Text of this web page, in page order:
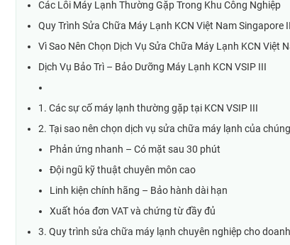
Các Lỗi Máy Lạnh Thường Gặp Trong Khu Công Nghiệp
Quy Trình Sửa Chữa Máy Lạnh KCN Việt Nam Singapore
Vì Sao Nên Chọn Dịch Vụ Sửa Chữa Máy Lạnh KCN Việt
Dịch Vụ Bảo Trì – Bảo Dưỡng Máy Lạnh KCN VSIP III
1. Các sự cố máy lạnh thường gặp tại KCN VSIP III
2. Tại sao nên chọn dịch vụ sửa chữa máy lạnh của
Phản ứng nhanh – Có mặt sau 30 phút
Đội ngũ kỹ thuật chuyên môn cao
Linh kiện chính hãng – Bảo hành dài hạn
Xuất hóa đơn VAT và chứng từ đầy đủ
3. Quy trình sửa chữa máy lạnh chuyên nghiệp cho